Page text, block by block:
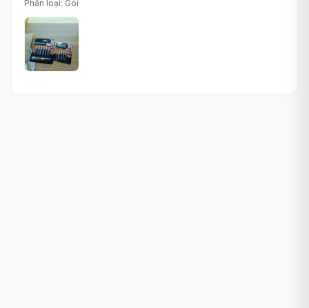
Phân loại: Gói